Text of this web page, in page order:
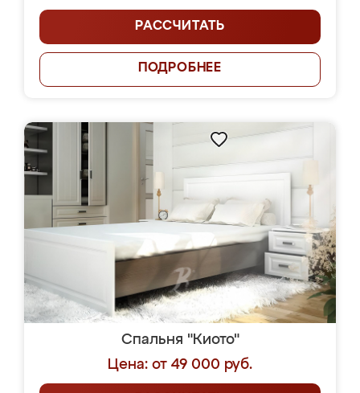
РАССЧИТАТЬ
ПОДРОБНЕЕ
Спальня "Киото"
Цена: от 49 000 руб.